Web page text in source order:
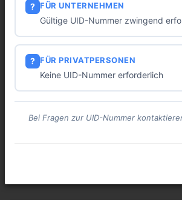
Schlauchtülle mit
Überwurfmutter
ab10,97 €*
V4A
76,88 €
? FÜR UNTERNEHMEN
Gültige UID-Nummer zwingend
? FÜR PRIVATPERSONEN
Keine UID-Nummer erforderlich
Bei Fragen zur UID-Nummer